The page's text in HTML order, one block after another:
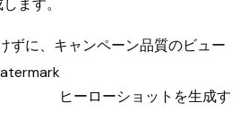
ます。
ずに、キャンペーン品質のビュー
ヒーローショットを生成す